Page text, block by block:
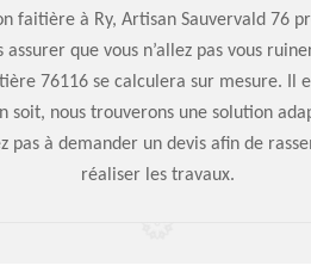
faitière à Ry, Artisan Sauvervald 76
que vous n’allez pas vous
76116 se calculera sur mesure. Il
soit, nous trouverons une solution
pas à demander un devis afin de
réaliser les travaux.